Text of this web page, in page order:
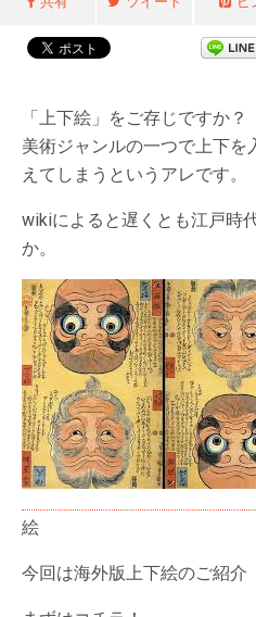
「上下絵」をご存じですか？
美術ジャンルの一つで上下を
えてしまうというアレです。
wikiによると遅くとも江戸時
か。
絵
今回は海外版上下絵のご紹介